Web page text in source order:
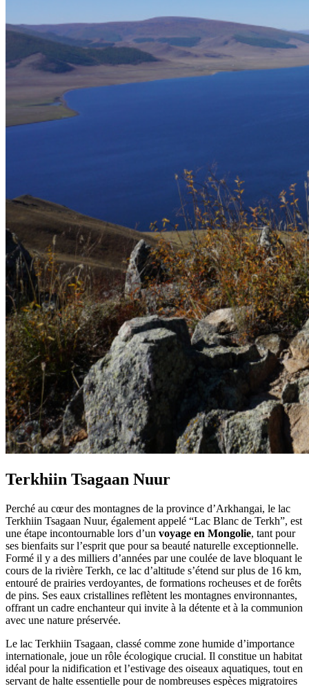
Terkhiin Tsagaan Nuur
Perché au cœur des montagnes de la province d’Arkhangai, le lac
Terkhiin Tsagaan Nuur, également appelé “Lac Blanc de Terkh”, est
une étape incontournable lors d’un voyage en Mongolie, tant pour
ses bienfaits sur l’esprit que pour sa beauté naturelle exceptionnelle.
Formé il y a des milliers d’années par une coulée de lave bloquant le
cours de la rivière Terkh, ce lac d’altitude s’étend sur plus de 16 km,
entouré de prairies verdoyantes, de formations rocheuses et de forêts
de pins. Ses eaux cristallines reflètent les montagnes environnantes,
offrant un cadre enchanteur qui invite à la détente et à la communion
avec une nature préservée.
Le lac Terkhiin Tsagaan, classé comme zone humide d’importance
internationale, joue un rôle écologique crucial. Il constitue un habitat
idéal pour la nidification et l’estivage des oiseaux aquatiques, tout en
servant de halte essentielle pour de nombreuses espèces migratoires